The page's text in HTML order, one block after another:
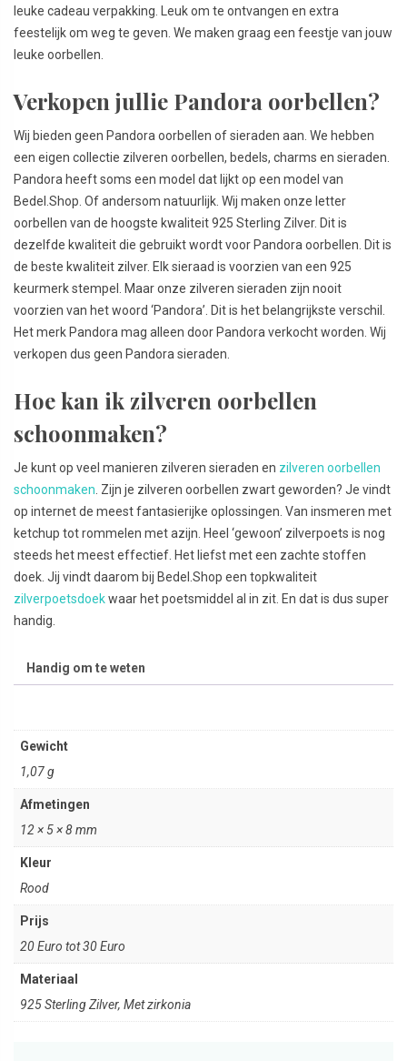
leuke cadeau verpakking. Leuk om te ontvangen en extra
feestelijk om weg te geven. We maken graag een feestje van jouw
leuke oorbellen.
Verkopen jullie Pandora oorbellen?
Wij bieden geen Pandora oorbellen of sieraden aan. We hebben
een eigen collectie zilveren oorbellen, bedels, charms en sieraden.
Pandora heeft soms een model dat lijkt op een model van
Bedel.Shop. Of andersom natuurlijk. Wij maken onze letter
oorbellen van de hoogste kwaliteit 925 Sterling Zilver. Dit is
dezelfde kwaliteit die gebruikt wordt voor Pandora oorbellen. Dit is
de beste kwaliteit zilver. Elk sieraad is voorzien van een 925
keurmerk stempel. Maar onze zilveren sieraden zijn nooit
voorzien van het woord ‘Pandora’. Dit is het belangrijkste verschil.
Het merk Pandora mag alleen door Pandora verkocht worden. Wij
verkopen dus geen Pandora sieraden.
Hoe kan ik zilveren oorbellen
schoonmaken?
Je kunt op veel manieren zilveren sieraden en zilveren oorbellen
schoonmaken . Zijn je zilveren oorbellen zwart geworden? Je vindt
op internet de meest fantasierijke oplossingen. Van insmeren met
ketchup tot rommelen met azijn. Heel ‘gewoon’ zilverpoets is nog
steeds het meest effectief. Het liefst met een zachte stoffen
doek. Jij vindt daarom bij Bedel.Shop een topkwaliteit
zilverpoetsdoekwaar het poetsmiddel al in zit. En dat is dus super
handig.
Handig om te weten
Gewicht
1,07 g
Afmetingen
12 × 5 × 8 mm
Kleur
Rood
Prijs
20 Euro tot 30 Euro
Materiaal
925 Sterling Zilver, Met zirkonia